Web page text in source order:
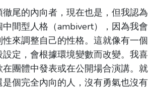
尾的內向者，現在也是，但我認為
中間型人格（ambivert），因為我會
來調整自己的性格。這就像有一個
定，會根據環境變數而改變。我喜
團體中發表或在公開場合演講。就
個完全內向的人，沒有勇氣也沒有